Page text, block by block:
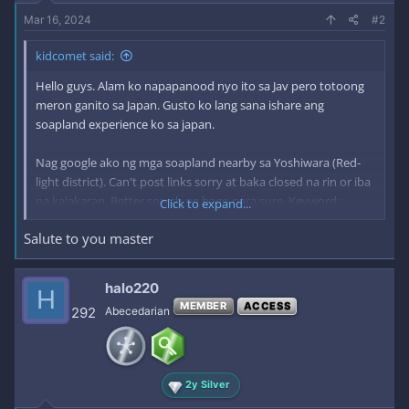
Mar 16, 2024 #2
kidcomet said:
Hello guys. Alam ko napapanood nyo ito sa Jav pero totoong
meron ganito sa Japan. Gusto ko lang sana ishare ang
soapland experience ko sa japan.
Nag google ako ng mga soapland nearby sa Yoshiwara (Red-
light district). Can't post links sorry at baka closed na rin or iba
na kalakaran. Better search ng bago para sure. Keyword:
"soapland"
Yung mga establishment hindi sya shady o flashy na
nakakahiya puntahan. Parang ordinary building lang. Suggest
ko lang para makakuha kayo ng mga high class, dapat
marunong kayo kahit konting Japanese. Ayaw ako papasukin
nung umpisa sa napili ko kasi bawal daw foreigner. Na
convince ko lang sila nung sabi ko half japanese ako tapos nag
salita ako konting japanese. Naka suit yung mga tao sa loob
Click to expand...
Salute to you master
H 292
halo220
Abecedarian MEMBER ACCESS
2y Silver